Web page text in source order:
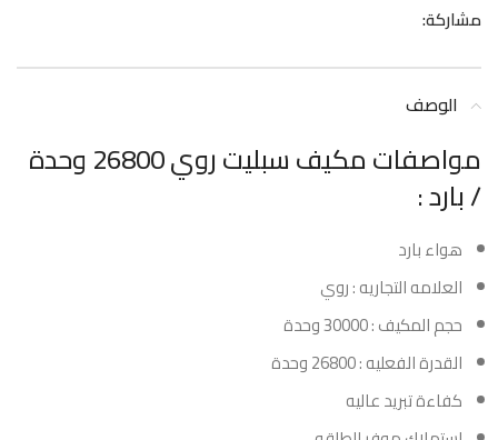
مشاركة:
الوصف
مواصفات مكيف سبليت روي 26800 وحدة
/ بارد :
هواء بارد
العلامه التجاريه : روي
حجم المكيف : 30000 وحدة
القدرة الفعليه : 26800 وحدة
كفاءة تبريد عاليه